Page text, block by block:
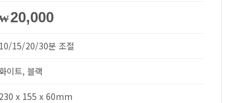
20,000
10/15/20/30분 조절
이트, 블랙
230 x 155 x 60mm